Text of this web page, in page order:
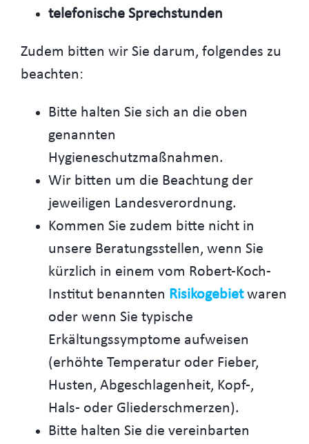
telefonische Sprechstunden
Zudem bitten wir Sie darum, folgendes zu
beachten:
Bitte halten Sie sich an die oben
genannten
Hygieneschutzmaßnahmen.
Wir bitten um die Beachtung der
jeweiligen Landesverordnung.
Kommen Sie zudem bitte nicht in
unsere Beratungsstellen, wenn Sie
kürzlich in einem vom Robert-Koch-
Institut benannten Risikogebiet waren
oder wenn Sie typische
Erkältungssymptome aufweisen
(erhöhte Temperatur oder Fieber,
Husten, Abgeschlagenheit, Kopf-,
Hals- oder Gliederschmerzen).
Bitte halten Sie die vereinbarten